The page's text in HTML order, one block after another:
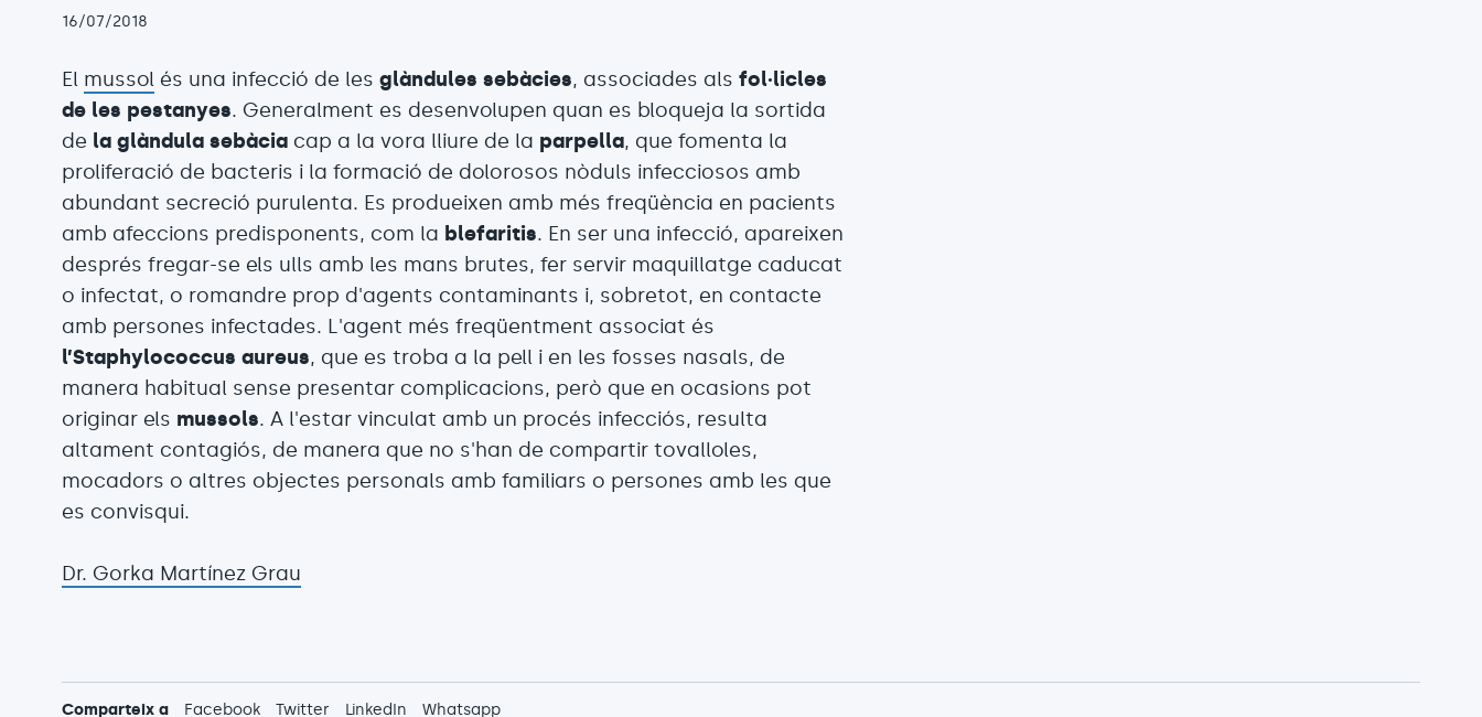
16/07/2018
El mussol és una infecció de lesglàndules sebàcies, associades alsfol·licles
de les pestanyes. Generalment es desenvolupen quan es bloqueja la sortida
de la glàndula sebàcia cap a la vora lliure de la parpella, que fomenta la
proliferació de bacteris i la formació de dolorosos nòduls infecciosos amb
abundant secreció purulenta. Es produeixen amb més freqüència en pacients
amb afeccions predisponents, com la blefaritis. En ser una infecció, apareixen
després fregar-se els ulls amb les mans brutes, fer servir maquillatge caducat
o infectat, o romandre prop d'agents contaminants i, sobretot, en contacte
amb persones infectades. L'agent més freqüentment associat és
l’Staphylococcus aureus, que es troba a la pell i en les fosses nasals, de
manera habitual sense presentar complicacions, però que en ocasions pot
originar els mussols. A l'estar vinculat amb un procés infecciós, resulta
altament contagiós, de manera que no s'han de compartir tovalloles,
mocadors o altres objectes personals amb familiars o persones amb les que
es convisqui.
Dr. Gorka Martínez Grau
Comparteix a Facebook Twitter LinkedIn Whatsapp